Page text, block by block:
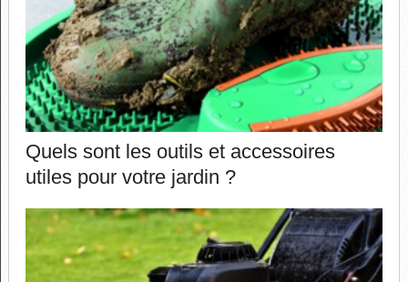
Quels sont les outils et accessoires
utiles pour votre jardin ?